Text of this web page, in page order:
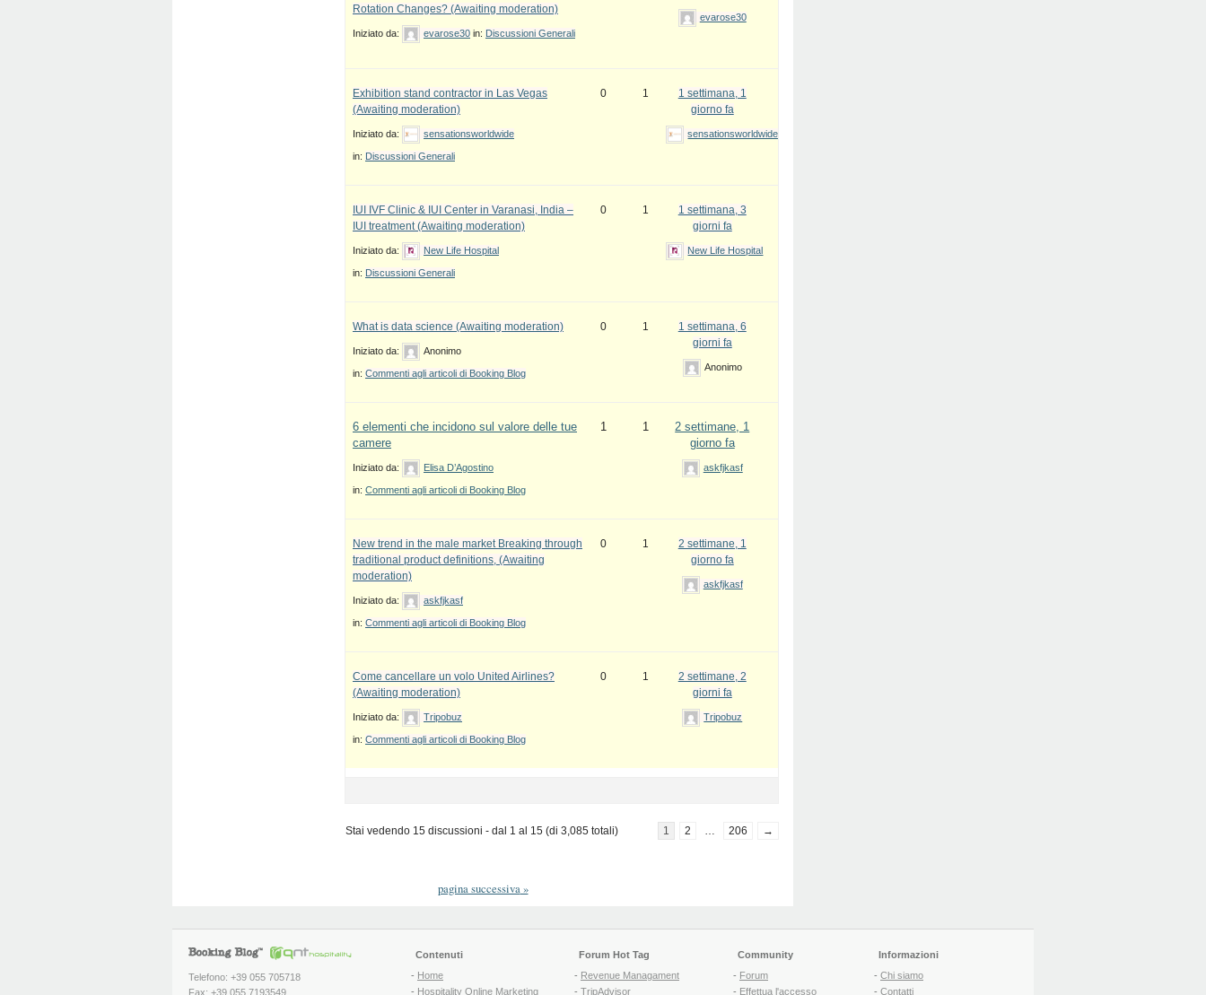
Rotation Changes? (Awaiting moderation)
Iniziato da: evarose30 in: Discussioni Generali
evarose30
Exhibition stand contractor in Las Vegas
(Awaiting moderation)
Iniziato da: sensationsworldwide
in: Discussioni Generali
0 1
1 settimana, 1
giorno fa
sensationsworldwide
IUI IVF Clinic & IUI Center in Varanasi, India –
IUI treatment (Awaiting moderation)
Iniziato da: New Life Hospital
in: Discussioni Generali
0 1
1 settimana, 3
giorni fa
New Life Hospital
What is data science (Awaiting moderation)
Iniziato da: Anonimo
in: Commenti agli articoli di Booking Blog
0 1
1 settimana, 6
giorni fa
Anonimo
6 elementi che incidono sul valore delle tue
camere
Iniziato da: Elisa D’Agostino
in: Commenti agli articoli di Booking Blog
1 1
2 settimane, 1
giorno fa
askfjkasf
New trend in the male market Breaking through
traditional product definitions, (Awaiting
moderation)
Iniziato da: askfjkasf
in: Commenti agli articoli di Booking Blog
0 1
2 settimane, 1
giorno fa
askfjkasf
Come cancellare un volo United Airlines?
(Awaiting moderation)
Iniziato da: Tripobuz
in: Commenti agli articoli di Booking Blog
0 1
2 settimane, 2
giorni fa
Tripobuz
Stai vedendo 15 discussioni - dal 1 al 15 (di 3,085 totali) 1 2 … 206 →
pagina successiva»
Telefono: +39 055 705718
Fax: +39 055 7193549
Contenuti
- Home
- Hospitality Online Marketing
Forum Hot Tag
- Revenue Managament
- TripAdvisor
Community
- Forum
- Effettua l'accesso
Informazioni
- Chi siamo
- Contatti